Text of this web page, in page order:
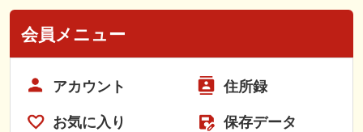
会員メニュー
アカウント 住所録
お気に入り 保存データ